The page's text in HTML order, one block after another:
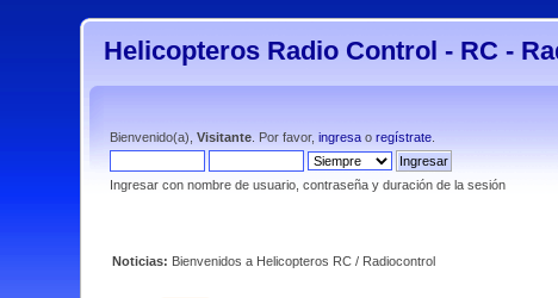
Helicopteros Radio Control - RC -
Bienvenido(a),Visitante . Por favor,ingresa oregístrate
Ingresar con nombre de usuario, contraseña y duración de la sesión
Noticias: Bienvenidos a Helicopteros RC / Radiocontrol